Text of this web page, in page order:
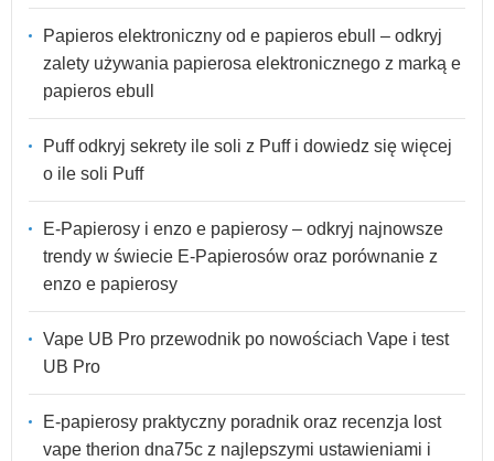
Papieros elektroniczny od e papieros ebull – odkryj
zalety używania papierosa elektronicznego z marką e
papieros ebull
Puff odkryj sekrety ile soli z Puff i dowiedz się więcej
o ile soli Puff
E-Papierosy i enzo e papierosy – odkryj najnowsze
trendy w świecie E-Papierosów oraz porównanie z
enzo e papierosy
Vape UB Pro przewodnik po nowościach Vape i test
UB Pro
E-papierosy praktyczny poradnik oraz recenzja lost
vape therion dna75c z najlepszymi ustawieniami i